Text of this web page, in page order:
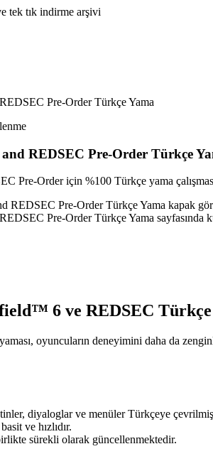
tek tık indirme arşivi
Pre-Order Türkçe Yama
REDSEC Pre-Order Türkçe
Pre-Order için %100 Türkçe yama
Pre-Order Türkçe Yama
6 ve REDSEC Türkçe
oyuncuların deneyimini daha da
diyaloglar ve menüler Türkçeye
ve hızlıdır.
sürekli olarak güncellenmektedir.